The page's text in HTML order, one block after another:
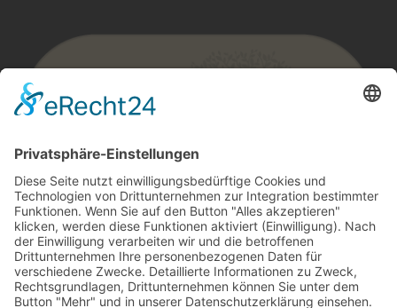
SIE TRÄUMEN VON ENTSPANNTEN TAGEN, WEG VOM ALLTAG?
KONTAKT
Bammersdorf 2, 91732 Merkendorf